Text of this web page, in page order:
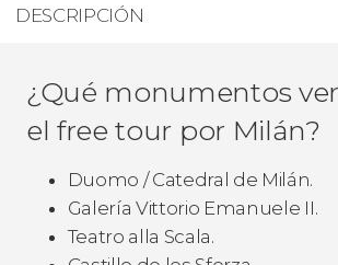
DESCRIPCIÓN
¿Qué monumentos
el free tour por Milán?
Duomo / Catedral de Milán.
Galería Vittorio Emanuele II.
Teatro alla Scala.